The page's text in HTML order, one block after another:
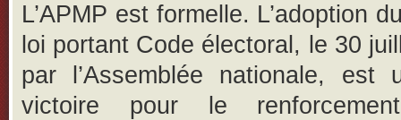
L’APMP est formelle. L’adoption
loi portant Code électoral, le 30
par l’Assemblée nationale, est
victoire pour le